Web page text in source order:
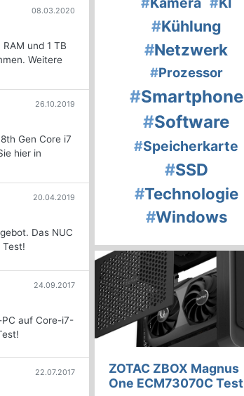
08.03.2020
und 1 TB
Weitere
26.10.2019
Gen Core i7
hier in
20.04.2019
Das NUC
Test!
24.09.2017
auf Core-i7-
22.07.2017
#Kühlung
#Netzwerk
#Prozessor
#Smartphone
#Software
#Speicherkarte
#SSD
#Technologie
#Windows
ZOTAC ZBOX Magnus
One ECM73070C Test